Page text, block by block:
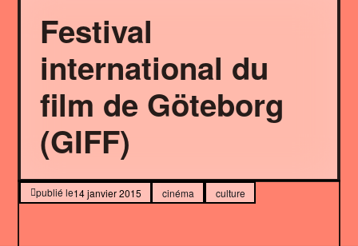
Festival
international du
film de Göteborg
(GIFF)
14 janvier 2015 cinéma culture